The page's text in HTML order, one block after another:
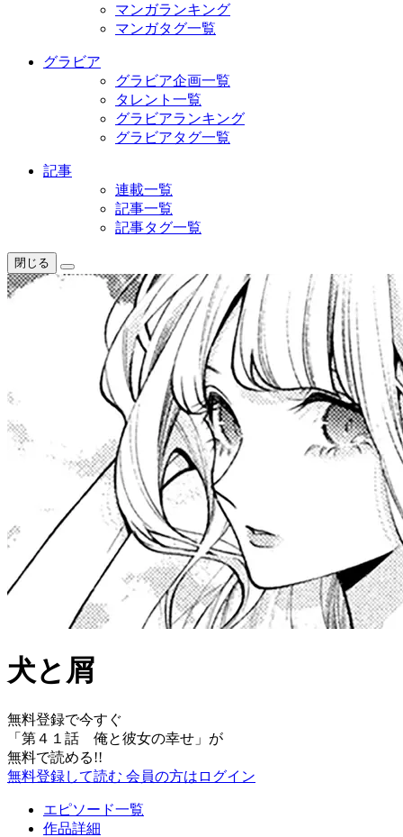
マンガランキング
マンガタグ一覧
グラビア
グラビア企画一覧
タレント一覧
グラビアランキング
グラビアタグ一覧
記事
連載一覧
記事一覧
記事タグ一覧
閉じる
犬と屑
無料登録で今すぐ
「 第４１話 俺と彼女の幸せ 」が
無料で読める!!
無料登録して読む 会員の方はログイン
エピソード一覧
作品詳細